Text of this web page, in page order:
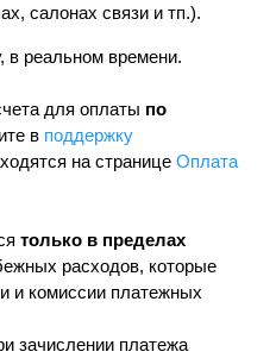
салонах связи и тп.).
в реальном времени.
для оплаты по
в поддержку
на странице Оплата
только в пределах
расходов, которые
и комиссии платежных
зачислении платежа